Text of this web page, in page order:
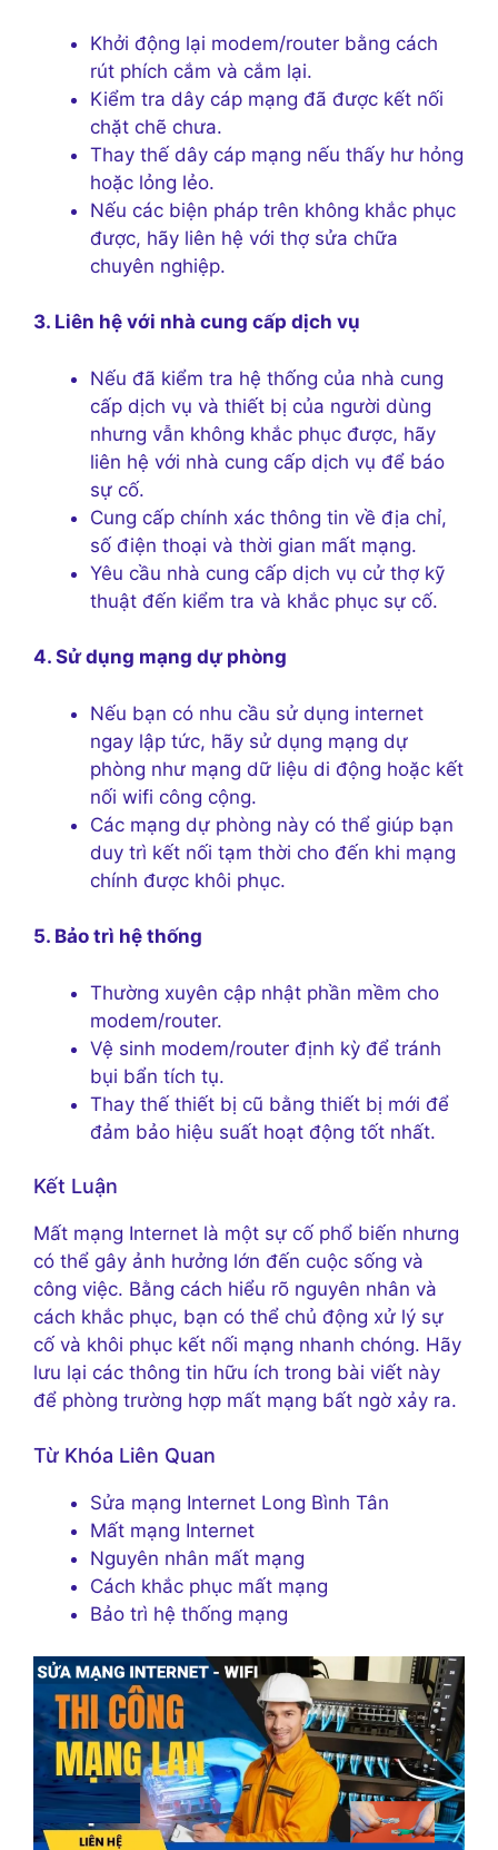
Khởi động lại modem/router bằng cách
rút phích cắm và cắm lại.
Kiểm tra dây cáp mạng đã được kết nối
chặt chẽ chưa.
Thay thế dây cáp mạng nếu thấy hư hỏng
hoặc lỏng lẻo.
Nếu các biện pháp trên không khắc phục
được, hãy liên hệ với thợ sửa chữa
chuyên nghiệp.
3. Liên hệ với nhà cung cấp dịch vụ
Nếu đã kiểm tra hệ thống của nhà cung
cấp dịch vụ và thiết bị của người dùng
nhưng vẫn không khắc phục được, hãy
liên hệ với nhà cung cấp dịch vụ để báo
sự cố.
Cung cấp chính xác thông tin về địa chỉ,
số điện thoại và thời gian mất mạng.
Yêu cầu nhà cung cấp dịch vụ cử thợ kỹ
thuật đến kiểm tra và khắc phục sự cố.
4. Sử dụng mạng dự phòng
Nếu bạn có nhu cầu sử dụng internet
ngay lập tức, hãy sử dụng mạng dự
phòng như mạng dữ liệu di động hoặc kết
nối wifi công cộng.
Các mạng dự phòng này có thể giúp bạn
duy trì kết nối tạm thời cho đến khi mạng
chính được khôi phục.
5. Bảo trì hệ thống
Thường xuyên cập nhật phần mềm cho
modem/router.
Vệ sinh modem/router định kỳ để tránh
bụi bẩn tích tụ.
Thay thế thiết bị cũ bằng thiết bị mới để
đảm bảo hiệu suất hoạt động tốt nhất.
Kết Luận
Mất mạng Internet là một sự cố phổ biến nhưng
có thể gây ảnh hưởng lớn đến cuộc sống và
công việc. Bằng cách hiểu rõ nguyên nhân và
cách khắc phục, bạn có thể chủ động xử lý sự
cố và khôi phục kết nối mạng nhanh chóng. Hãy
lưu lại các thông tin hữu ích trong bài viết này
để phòng trường hợp mất mạng bất ngờ xảy ra.
Từ Khóa Liên Quan
Sửa mạng Internet Long Bình Tân
Mất mạng Internet
Nguyên nhân mất mạng
Cách khắc phục mất mạng
Bảo trì hệ thống mạng